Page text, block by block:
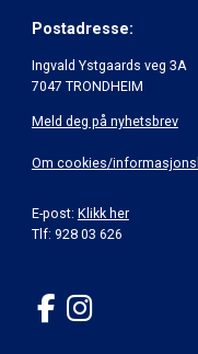
Postadresse:
Ingvald Ystgaards veg 3A
7047 TRONDHEIM
Meld deg på nyhetsbrev
Om cookies/
E-post: Klikk her
Tlf: 928 03 626